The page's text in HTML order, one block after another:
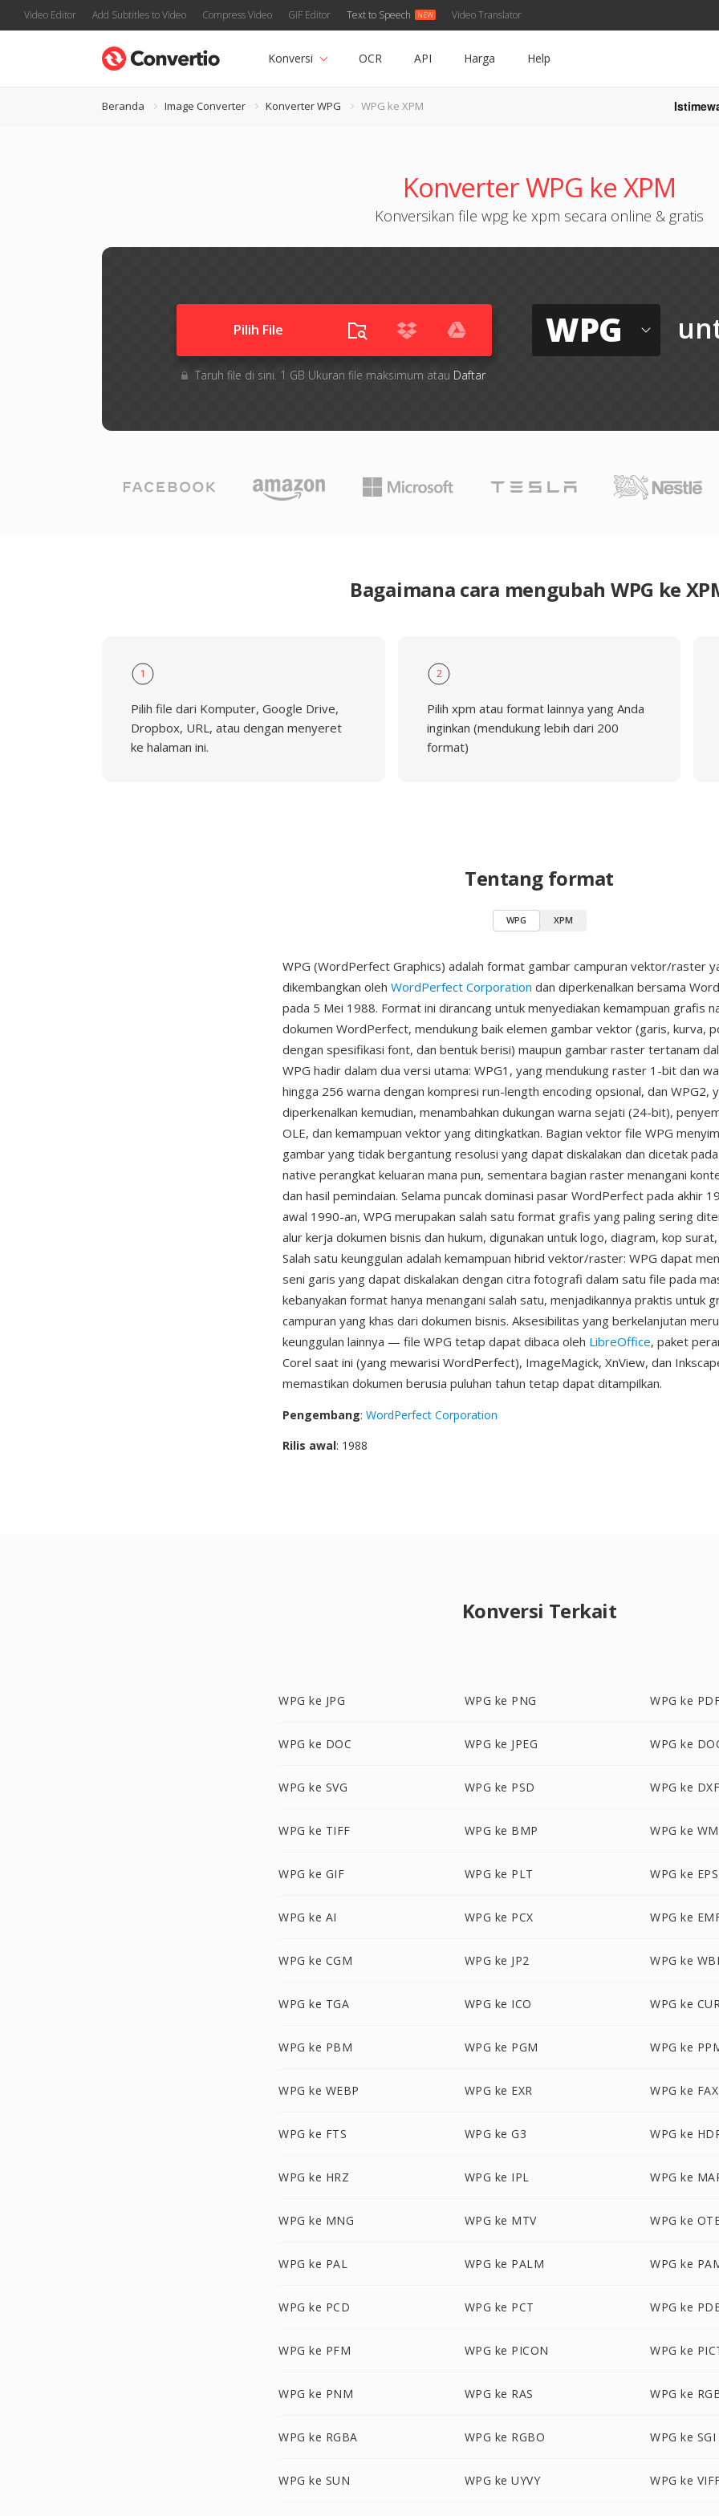
Video Editor Add Subtitles to Video Compress Video GIF Editor Text to Speech Video Translator
Konversi OCR API Harga Help
Beranda Image Converter Konverter WPG WPG ke XPM
Konverter WPG ke XPM
Konversikan file wpg ke xpm secara online & gratis
Pilih File
Taruh file di sini. 1 GB Ukuran file maksimum atau Daftar
WPG
Bagaimana cara mengubah WPG ke
1
Pilih file dari Komputer, Google Drive,
Dropbox, URL, atau dengan menyeret
ke halaman ini.
2
Pilih xpm atau format lainnya yang Anda
inginkan (mendukung lebih dari 200
format)
Tentang format
WPG XPM
WPG (WordPerfect Graphics) adalah format gambar campuran vektor/raster
dikembangkan oleh WordPerfect Corporation dan diperkenalkan bersama
pada 5 Mei 1988. Format ini dirancang untuk menyediakan kemampuan grafis
dokumen WordPerfect, mendukung baik elemen gambar vektor (garis, kurva,
dengan spesifikasi font, dan bentuk berisi) maupun gambar raster tertanam
WPG hadir dalam dua versi utama: WPG1, yang mendukung raster 1-bit dan
hingga 256 warna dengan kompresi run-length encoding opsional, dan WPG2,
diperkenalkan kemudian, menambahkan dukungan warna sejati (24-bit),
OLE, dan kemampuan vektor yang ditingkatkan. Bagian vektor file WPG
gambar yang tidak bergantung resolusi yang dapat diskalakan dan dicetak
native perangkat keluaran mana pun, sementara bagian raster menangani
dan hasil pemindaian. Selama puncak dominasi pasar WordPerfect pada akhir
awal 1990-an, WPG merupakan salah satu format grafis yang paling sering
alur kerja dokumen bisnis dan hukum, digunakan untuk logo, diagram, kop
Salah satu keunggulan adalah kemampuan hibrid vektor/raster: WPG dapat
seni garis yang dapat diskalakan dengan citra fotografi dalam satu file pada
kebanyakan format hanya menangani salah satu, menjadikannya praktis untuk
campuran yang khas dari dokumen bisnis. Aksesibilitas yang berkelanjutan
keunggulan lainnya — file WPG tetap dapat dibaca oleh LibreOffice, paket
Corel saat ini (yang mewarisi WordPerfect), ImageMagick, XnView, dan
memastikan dokumen berusia puluhan tahun tetap dapat ditampilkan.
Pengembang: WordPerfect Corporation
Rilis awal: 1988
Konversi Terkait
WPG ke JPG WPG ke PNG WPG ke
WPG ke DOC WPG ke JPEG WPG ke
WPG ke SVG WPG ke PSD WPG ke DXF
WPG ke TIFF WPG ke BMP WPG ke
WPG ke GIF WPG ke PLT WPG ke EPS
WPG ke AI WPG ke PCX WPG ke
WPG ke CGM WPG ke JP2 WPG ke
WPG ke TGA WPG ke ICO WPG ke
WPG ke PBM WPG ke PGM WPG ke
WPG ke WEBP WPG ke EXR WPG ke FAX
WPG ke FTS WPG ke G3 WPG ke
WPG ke HRZ WPG ke IPL WPG ke
WPG ke MNG WPG ke MTV WPG ke
WPG ke PAL WPG ke PALM WPG ke
WPG ke PCD WPG ke PCT WPG ke
WPG ke PFM WPG ke PICON WPG ke
WPG ke PNM WPG ke RAS WPG ke
WPG ke RGBA WPG ke RGBO WPG ke SGI
WPG ke SUN WPG ke UYVY WPG ke